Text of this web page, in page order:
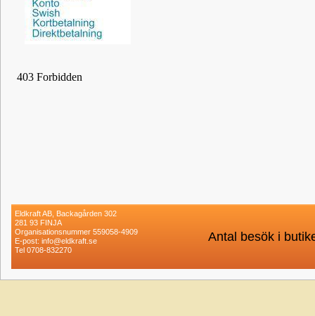
Eldkraft AB, Backagården 302
281 93 FINJA
Organisationsnummer 559058-4909
E-post: info@eldkraft.se
Tel 0708-832270
Antal besök i